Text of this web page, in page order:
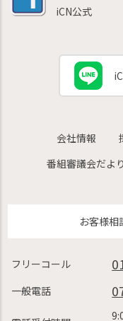
iCN公式
会社情報
番組審議会だより
お客様相
フリーコール
一般電話